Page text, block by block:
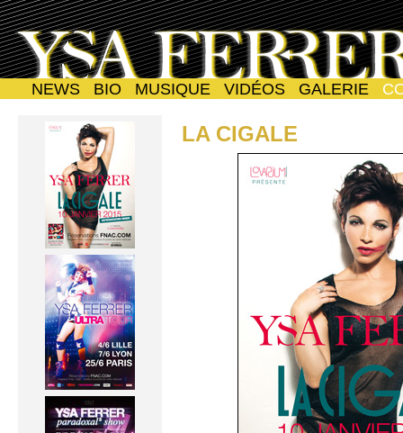
NEWS BIO MUSIQUE VIDÉOS GALERIE
LA CIGALE